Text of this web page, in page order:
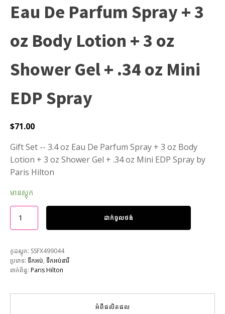
Eau De Parfum Spray + 3
oz Body Lotion + 3 oz
Shower Gel + .34 oz Mini
EDP Spray
$71.00
Gift Set -- 3.4 oz Eau De Parfum Spray + 3 oz Body
Lotion + 3 oz Shower Gel + .34 oz Mini EDP Spray by
Paris Hilton
មានស្តុក
ដាក់ចូលថង់
កូដស្តុក: SSFX499044
ប្រភេទ: ទឹកអប់, ទឹកអប់នារី
ពាក់ព័ន្ធ: Paris Hilton
អំពីផលិតផល